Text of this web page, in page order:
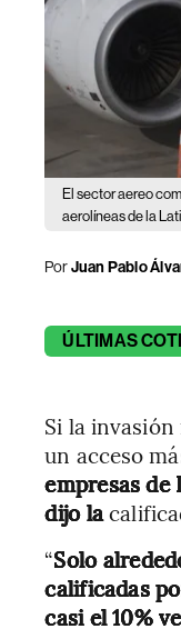
El sector aereo
aerolíneas de la
PorJuan Pablo
ÚLTIMAS
Si la
un acceso
empresas de
dijo la
“Solo
calificadas
casi el 10%